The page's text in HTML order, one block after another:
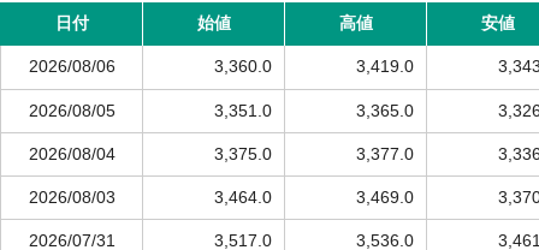
日付 始値 高値 安値
2026/08/06 3,360.0 3,419.0
2026/08/05 3,351.0 3,365.0
2026/08/04 3,375.0 3,377.0
2026/08/03 3,464.0 3,469.0
2026/07/31 3,517.0 3,536.0